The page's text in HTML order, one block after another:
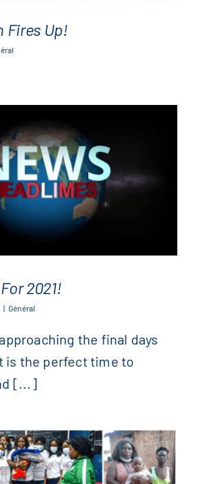
Fires Up!
You For 2021!
2021!
| Général
the final days
is the perfect time to
[...]